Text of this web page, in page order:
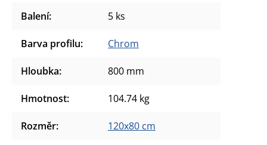
Balení: 5 ks
Barva profilu: Chrom
Hloubka: 800 mm
Hmotnost: 104.74 kg
Rozměr: 120x80 cm